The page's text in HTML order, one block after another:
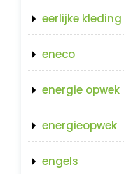
eerlijke kleding
eneco
energie opwek
energieopwek
engels